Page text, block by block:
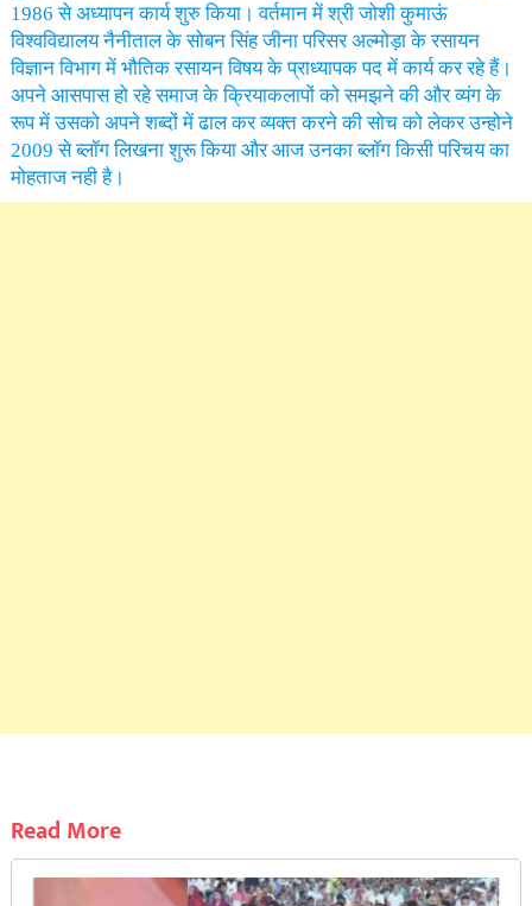
1986 से अध्यापन कार्य शुरु किया। वर्तमान में श्री जोशी कुमाऊं
विश्वविद्यालय नैनीताल के सोबन सिंह जीना परिसर अल्मोड़ा के रसायन
विज्ञान विभाग में भौतिक रसायन विषय के प्राध्यापक पद में कार्य कर रहे हैं।
अपने आसपास हो रहे समाज के क्रियाकलापों को समझने की और व्यंग के
रूप में उसको अपने शब्दों में ढाल कर व्यक्त करने की सोच को लेकर उन्होने
2009 से ब्लॉग लिखना शुरू किया और आज उनका ब्लॉग किसी परिचय का
मोहताज नही है।
Read More